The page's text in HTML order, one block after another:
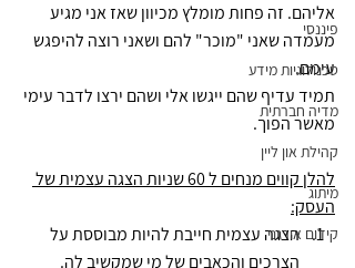
פיננסי
טכנולוגיות מידע
מדיה חברתית
קהילת און ליין
מיתוג
קידום אורגני
אליהם. זה פחות מומלץ מכיוון שאז אני מגיע
מעמדה שאני "מוכר" להם ושאני רוצה להיפגש
עימם.
תמיד עדיף שהם ייגשו אלי ושהם ירצו לדבר עימי
מאשר הפוך.
להלן קווים מנחים ל 60 שניות הצגה עצמית של
העסק:
הצגה עצמית חייבת להיות מבוססת על
הצרכים והכאבים של מי שמקשיב לה.